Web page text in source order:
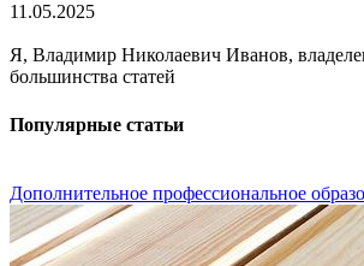
11.05.2025
Я, Владимир Николаевич Иванов,
большинства статей
Популярные статьи
Дополнительное профессиональное